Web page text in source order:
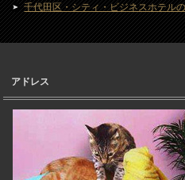
千代田区・シティ・ビジネスホテル
アドレス